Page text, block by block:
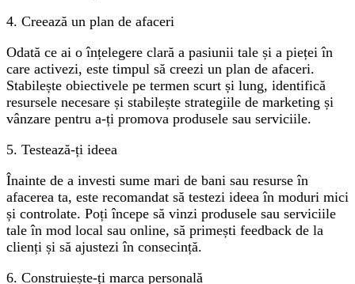
4. Creează un plan de afaceri
Odată ce ai o înțelegere clară a pasiunii tale și a pieței în
care activezi, este timpul să creezi un plan de afaceri.
Stabilește obiectivele pe termen scurt și lung, identifică
resursele necesare și stabilește strategiile de marketing și
vânzare pentru a-ți promova produsele sau serviciile.
5. Testează-ți ideea
Înainte de a investi sume mari de bani sau resurse în
afacerea ta, este recomandat să testezi ideea în moduri mici
și controlate. Poți începe să vinzi produsele sau serviciile
tale în mod local sau online, să primești feedback de la
clienți și să ajustezi în consecință.
6. Construiește-ți marca personală